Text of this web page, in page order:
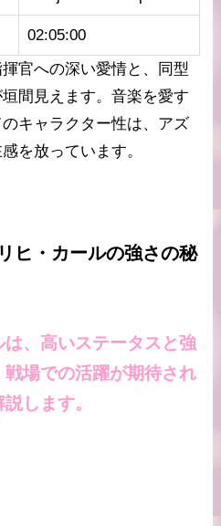
02:05:00
官への深い愛情と、同型
間見えます。音楽を愛す
キャラクター性は、アズ
を放っています。
ヒ・カールの強さの秘
、高いステータスと強
場での活躍が期待され
します。